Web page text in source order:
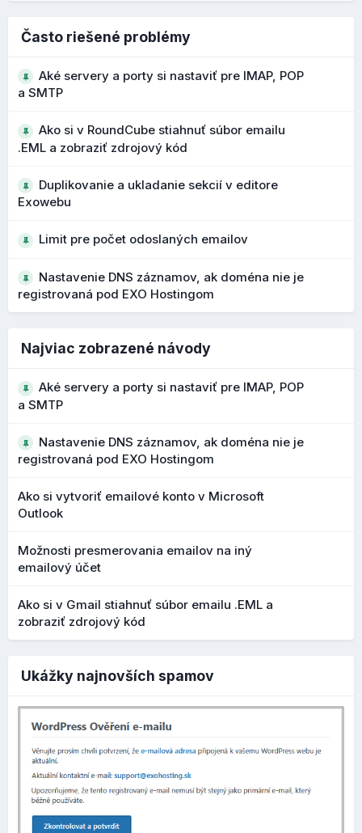
presnejšie vyhľadávanie vo väčších adresároch
Bezpečnejšie upozornenia na podozrivé
adresy
Počas vývoja 1.7 boli vylepšené upozornenia na
potenciálne phishingové emaily a podozrivé adresy
podobných názvoch sa zobrazujú výraznejšie varovania.
lepšie rozpoznanie phishingových správ
vyššia ochrana používateľa pred podvodnými e-
OBCHOD
parametre produktov
, takže ak nechcete, aby Exoweb
ich automaticky nastavoval, môžete si nastaviť vlastné
nastavenia. Zároveň vidíte aktuálny náhľad, ako sa bude
produkt prezentovať vo výsledkoch vyhľadávania:
Ak nastavenia vypnete, môžete si upraviť
popis produktu
, ktorý sa bude zobrazovať vo
výsledkoch vyhľadávania (Google, Bing). Môžete upraviť aj
odkaz, ak nechcete, nechajte pole prázdne a použije sa
Často riešené problémy
Aké servery a porty si nastaviť pre IMAP, POP
a SMTP
Ako si v RoundCube stiahnuť súbor emailu
.EML a zobraziť zdrojový kód
Duplikovanie a ukladanie sekcií v editore
Exowebu
Limit pre počet odoslaných emailov
Nastavenie DNS záznamov, ak doména nie je
registrovaná pod EXO Hostingom
Najviac zobrazené návody
Aké servery a porty si nastaviť pre IMAP, POP
a SMTP
Nastavenie DNS záznamov, ak doména nie je
registrovaná pod EXO Hostingom
Ako si vytvoriť emailové konto v Microsoft
Outlook
Možnosti presmerovania emailov na iný
emailový účet
Ako si v Gmail stiahnuť súbor emailu .EML a
zobraziť zdrojový kód
Ukážky najnovších spamov